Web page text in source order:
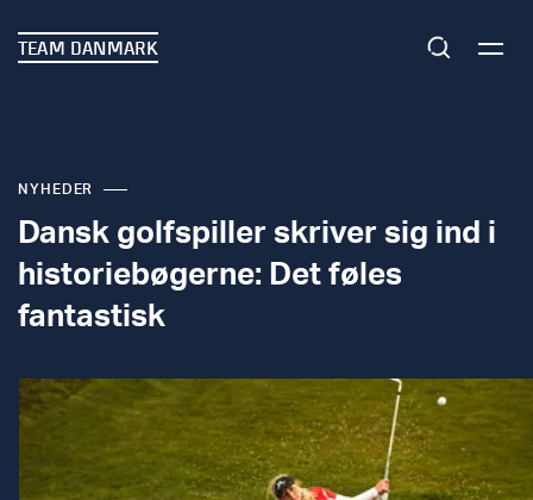
TEAM DANMARK
NYHEDER
Dansk golfspiller skriver sig ind i
historiebøgerne: Det føles
fantastisk